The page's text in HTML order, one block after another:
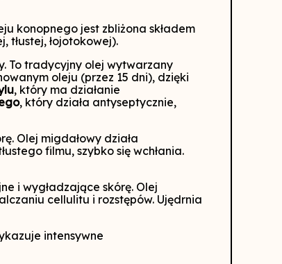
konopnego jest zbliżona składem
tłustej, łojotokowej).
To tradycyjny olej wytwarzany
oleju (przez 15 dni), dzięki
, który ma działanie
, który działa antyseptycznie,
Olej migdałowy działa
filmu, szybko się wchłania.
i wygładzające skórę. Olej
cellulitu i rozstępów. Ujędrnia
intensywne